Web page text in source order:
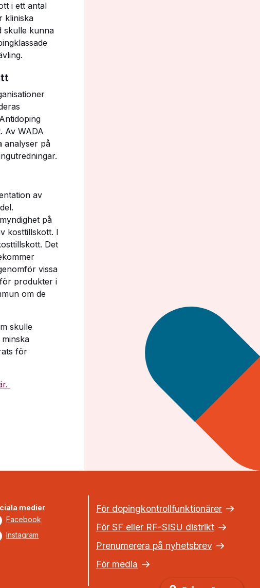
i ett antal
kliniska
skulle kunna
Av WADA
analyser på
av
på
kosttillskott. I
Det
vissa
produkter i
om de
skulle
för
medier
Facebook
Instagram
För dopingkontrollfunktionärer
För SF eller RF-SISU distrikt
Prenumerera på nyhetsbrev
För media